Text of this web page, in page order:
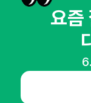
오픈애즈란
요즘